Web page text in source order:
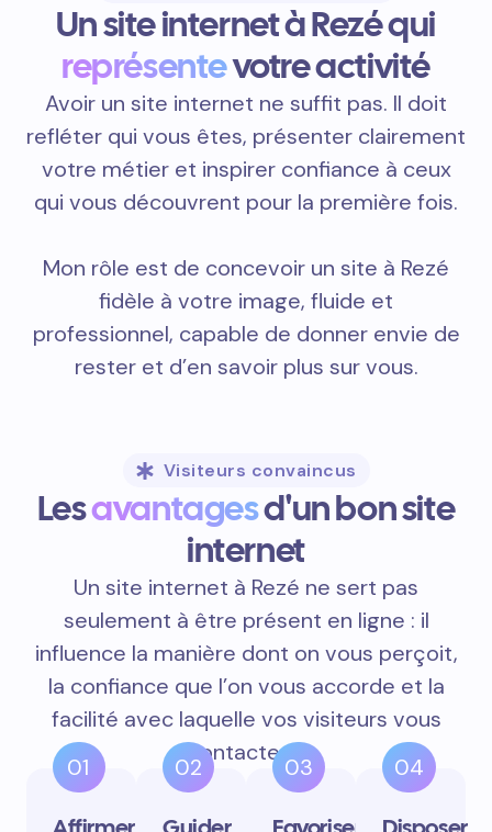
Un site internet à Rezé qui
représentevotre activité
Avoir un site internet ne suffit pas. Il doit
refléter qui vous êtes, présenter clairement
votre métier et inspirer confiance à ceux
qui vous découvrent pour la première fois.
Mon rôle est de concevoir un site à Rezé
fidèle à votre image, fluide et
professionnel, capable de donner envie de
rester et d’en savoir plus sur vous.
Visiteurs convaincus
Lesavantagesd'un bon site
internet
Un site internet à Rezé ne sert pas
seulement à être présent en ligne : il
influence la manière dont on vous perçoit,
la confiance que l’on vous accorde et la
facilité avec laquelle vos visiteurs vous
contactent.
01 02 03 04